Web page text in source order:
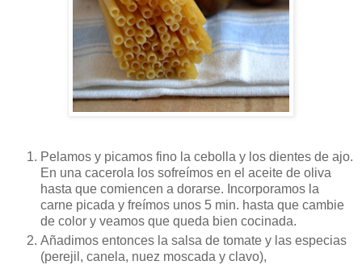
Pelamos y picamos fino la cebolla y los dientes de ajo.
En una cacerola los sofreímos en el aceite de oliva
hasta que comiencen a dorarse. Incorporamos la
carne picada y freímos unos 5 min. hasta que cambie
de color y veamos que queda bien cocinada.
Añadimos entonces la salsa de tomate y las especias
(perejil, canela, nuez moscada y clavo),